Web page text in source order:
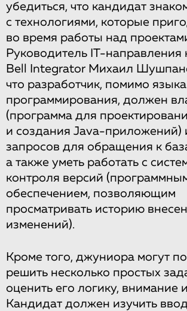
убедиться, что кандидат
с технологиями, которые
во время работы над
Руководитель IT-направления
Bell Integrator Михаил
что разработчик, помимо языка
программирования, должен
(программа для
и создания Java-приложений)
запросов для обращения к
а также уметь работать с
контроля версий
обеспечением, позволяющим
просматривать историю
изменений).
Кроме того, джуниора могут
решить несколько простых
оценить его логику, внимание
Кандидат должен изучить